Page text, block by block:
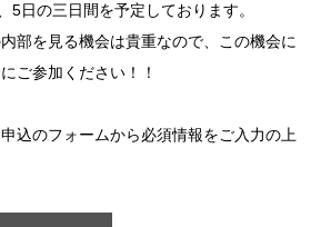
5日の三日間を予定しております。
部を見る機会は貴重なので、この機会に
ご参加ください！！
込のフォームから必須情報をご入力の上